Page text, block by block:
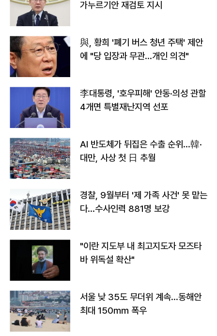
가누르기안 재검토 지시
與, 황희 '폐기 버스 청년 주택' 제안
에 "당 입장과 무관…개인 의견"
李대통령, '호우피해' 안동·의성 관할
4개면 특별재난지역 선포
AI 반도체가 뒤집은 수출 순위…韓·
대만, 사상 첫 日 추월
경찰, 9월부터 '제 가족 사건' 못 맡는
다…수사인력 881명 보강
"이란 지도부 내 최고지도자 모즈타
바 위독설 확산"
서울 낮 35도 무더위 계속…동해안
최대 150㎜ 폭우